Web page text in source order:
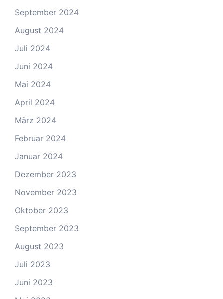
September 2024
August 2024
Juli 2024
Juni 2024
Mai 2024
April 2024
März 2024
Februar 2024
Januar 2024
Dezember 2023
November 2023
Oktober 2023
September 2023
August 2023
Juli 2023
Juni 2023